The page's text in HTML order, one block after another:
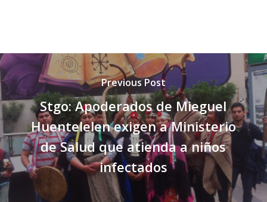
Previous Post
Stgo: Apoderados de Mieguel
Huentelelen exigen a Ministerio
de Salud que atienda a niños
infectados